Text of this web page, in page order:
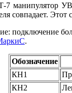
7 манипулятор
совпадает.
подключение
.
Обозначение
КН1
КН2